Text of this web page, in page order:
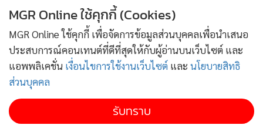
ชาวบ้านในพื้นที่ที่มีความหลากหลายทางวัฒนธรรมและข้อจำกัด
ด้านความมั่นคงสามารถสร้างความผูกพัน ร่วมแก้ปัญหากับภาคี
เครือข่ายระดับอำเภอได้อย่างเป็นรูปธรรม นับเป็นจุดแข็งที่แสดง
ถึงหัวใจของการสาธารณสุขเพื่อชุมชน ประเภทที่ ๔ โรงพยาบาล
ส่งเสริมสุขภาพตำบลและสถานีอนามัยเฉลิมพระเกียรติ ๖๐
พรรษา นวมินทราชินีได้แก่ โรงพยาบาลส่งเสริมสุขภาพตำบล
กระทุ่มล้ม อำเภอสามพราน จังหวัดนครปฐม เป็นต้นแบบของ
MGR Online ใช้คุกกี้ (Cookies)
MGR Online ใช้คุกกี้ เพื่อจัดการข้อมูลส่วนบุคคลเพื่อนำเสนอ
ประสบการณ์คอนเทนต์ที่ดีที่สุดให้กับผู้อ่านบนเว็บไซต์ และ
แอพพลิเคชั่น เงื่อนไขการใช้งานเว็บไซต์ และ นโยบายสิทธิ
ส่วนบุคคล
รับทราบ